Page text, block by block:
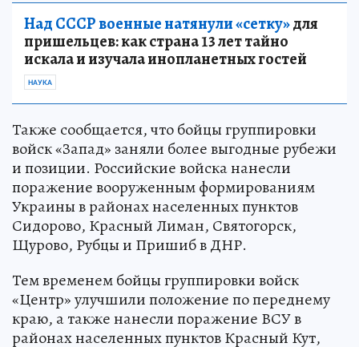
Над СССР военные натянули «сетку»для
пришельцев: как страна 13 лет тайно
искала и изучала инопланетных гостей
НАУКА
Также сообщается, что бойцы группировки
войск «Запад» заняли более выгодные рубежи
и позиции. Российские войска нанесли
поражение вооруженным формированиям
Украины в районах населенных пунктов
Сидорово, Красный Лиман, Святогорск,
Щурово, Рубцы и Пришиб в ДНР.
Тем временем бойцы группировки войск
«Центр» улучшили положение по переднему
краю, а также нанесли поражение ВСУ в
районах населенных пунктов Красный Кут,